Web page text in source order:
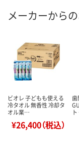
メーカーから
ビオレ 子どもも使える
冷タオル 無香性 冷却タ
オル業…
¥26,400（税込）
歯